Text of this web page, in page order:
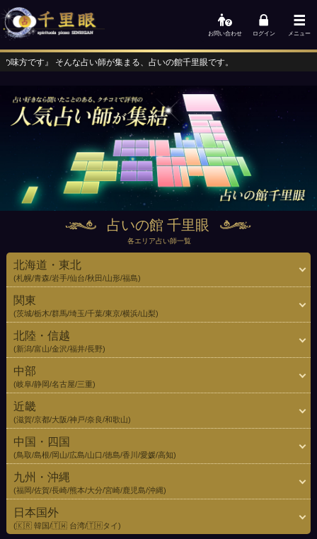
お問い合わせ ログイン メニュー
集まる、占いの館千里眼です。
占いの館 千里眼
各エリア占い師一覧
北海道・東北
(札幌/青森/岩手/仙台/秋田/山形/福島)
関東
(茨城/栃木/群馬/埼玉/千葉/東京/横浜/山梨)
北陸・信越
(新潟/富山/金沢/福井/長野)
中部
(岐阜/静岡/名古屋/三重)
近畿
(滋賀/京都/大阪/神戸/奈良/和歌山)
中国・四国
(鳥取/島根/岡山/広島/山口/徳島/香川/愛媛/高知)
九州・沖縄
(福岡/佐賀/長崎/熊本/大分/宮崎/鹿児島/沖縄)
日本国外
(🇰🇷 韓国/🇹🇼 台湾/🇹🇭タイ)